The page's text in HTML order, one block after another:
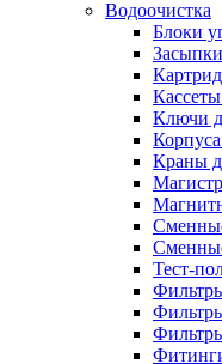
Полезные статьи
Новости и Акции
Оплата и доставка
Сервис-центр
Водоочистка
Блоки
Ключи
Краны
Тест-